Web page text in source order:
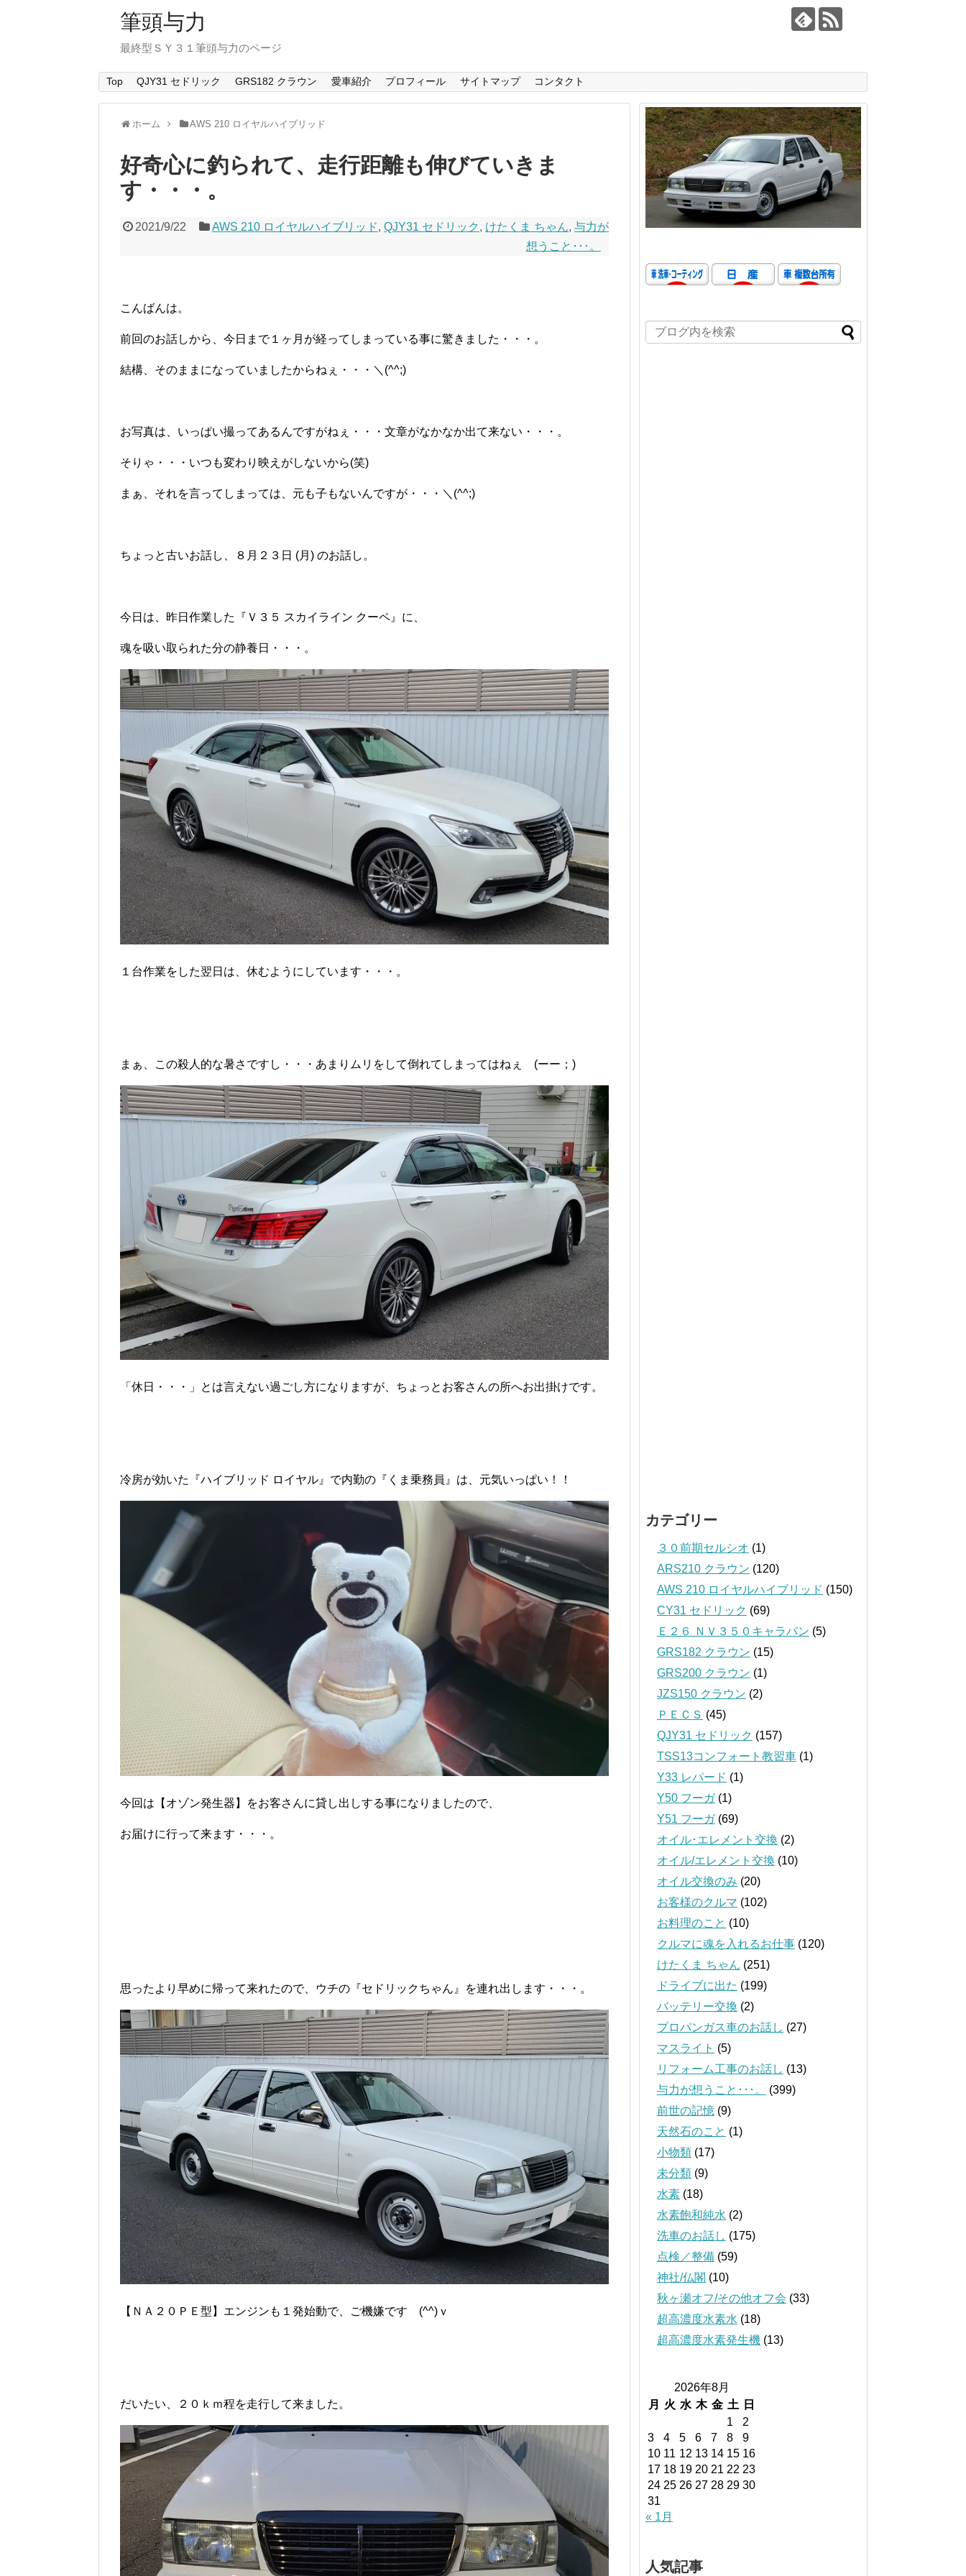
筆頭与力
最終型ＳＹ３１筆頭与力のページ
Top QJY31 セドリック GRS182 クラウン 愛車紹介 プロフィール サイトマップ コンタクト
ホーム AWS 210 ロイヤルハイブリッド
好奇心に釣られて、走行距離も伸びていきま
す・・・。
2021/9/22 AWS 210 ロイヤルハイブリッド, QJY31 セドリック , けたくま ちゃん, 与力が
想うこと･･･。
こんばんは。
前回のお話しから、今日まで１ヶ月が経ってしまっている事に驚きました・・・。
結構、そのままになっていましたからねぇ・・・＼(^^;)
お写真は、いっぱい撮ってあるんですがねぇ・・・文章がなかなか出て来ない・・・。
そりゃ・・・いつも変わり映えがしないから(笑)
まぁ、それを言ってしまっては、元も子もないんですが・・・＼(^^;)
ちょっと古いお話し、８月２３日 (月) のお話し。
今日は、昨日作業した『Ｖ３５ スカイライン クーペ』に、
魂を吸い取られた分の静養日・・・。
１台作業をした翌日は、休むようにしています・・・。
まぁ、この殺人的な暑さですし・・・あまりムリをして倒れてしまってはねぇ (ーー；)
「休日・・・」とは言えない過ごし方になりますが、ちょっとお客さんの所へお出掛けです。
冷房が効いた『ハイブリッド ロイヤル』で内勤の『くま乗務員』は、元気いっぱい！！
今回は【オゾン発生器】をお客さんに貸し出しする事になりましたので、
お届けに行って来ます・・・。
思ったより早めに帰って来れたので、ウチの『セドリックちゃん』を連れ出します・・・。
【ＮＡ２０ＰＥ型】エンジンも１発始動で、ご機嫌です (^^)ｖ
だいたい、２０ｋｍ程を走行して来ました。
カテゴリー
３０前期セルシオ (1)
ARS210 クラウン (120)
AWS 210 ロイヤルハイブリッド (150)
CY31 セドリック (69)
Ｅ２６ ＮＶ３５０キャラバン (5)
GRS182 クラウン (15)
GRS200 クラウン (1)
JZS150 クラウン (2)
ＰＥＣＳ (45)
QJY31 セドリック (157)
TSS13コンフォート教習車 (1)
Y33 レパード (1)
Y50 フーガ(1)
Y51 フーガ(69)
オイル･エレメント交換 (2)
オイル/エレメント交換 (10)
オイル交換のみ (20)
お客様のクルマ (102)
お料理のこと (10)
クルマに魂を入れるお仕事 (120)
けたくま ちゃん (251)
ドライブに出た (199)
バッテリー交換 (2)
プロパンガス車のお話し (27)
マスライト (5)
リフォーム工事のお話し (13)
与力が想うこと･･･。
(399)
前世の記憶 (9)
天然石のこと (1)
小物類 (17)
未分類 (9)
水素 (18)
水素飽和純水 (2)
洗車のお話し (175)
点検／整備 (59)
神社/仏閣 (10)
秋ヶ瀬オフ/その他オフ会 (33)
超高濃度水素水 (18)
超高濃度水素発生機 (13)
2026年8月
月
火 水 木 金 土
日
1
2
3
4 5 6 7 8
9
10 11 12 13 14 15 16
17 18 19 20 21 22 23
24 25 26 27 28 29 30
31
« 1月
人気記事